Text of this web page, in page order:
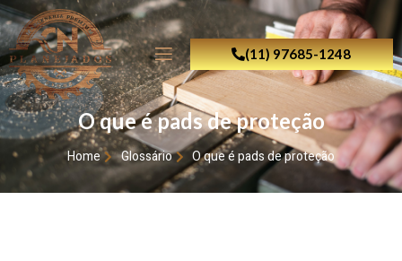
(11) 97685-1248
O que é pads de proteção
Home Glossário O que é pads de proteção